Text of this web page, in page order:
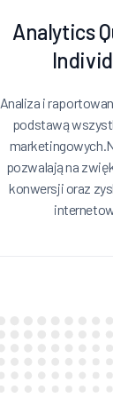
Analytics
Analiza i
podstawą
pozwalają na
konwersji oraz